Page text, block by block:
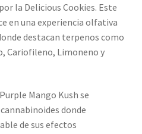
la Delicious Cookies. Este
en una experiencia olfativa
destacan terpenos como
Cariofileno, Limoneno y
Mango Kush se
donde
de sus efectos